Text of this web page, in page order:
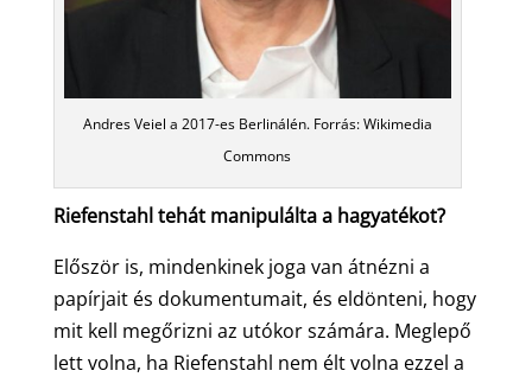
Andres Veiel a 2017-es Berlinálén. Forrás: Wikimedia
Commons
Riefenstahl tehát manipulálta a hagyatékot?
Először is, mindenkinek joga van átnézni a
papírjait és dokumentumait, és eldönteni, hogy
mit kell megőrizni az utókor számára. Meglepő
lett volna, ha Riefenstahl nem élt volna ezzel a